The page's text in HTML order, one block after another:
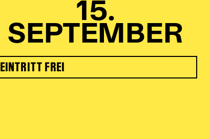
15.
SEPTEMBER
EINTRITT FREI